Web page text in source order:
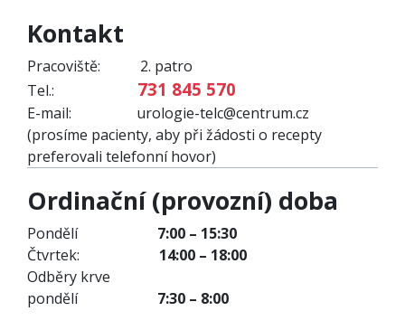
Kontakt
Pracoviště: 2. patro
Tel.: 731 845 570
E-mail: urologie-telc@centrum.cz
(prosíme pacienty, aby při žádosti o recepty
preferovali telefonní hovor)
Ordinační (provozní) doba
Pondělí 7:00 – 15:30
Čtvrtek: 14:00 – 18:00
Odběry krve
pondělí 7:30 – 8:00